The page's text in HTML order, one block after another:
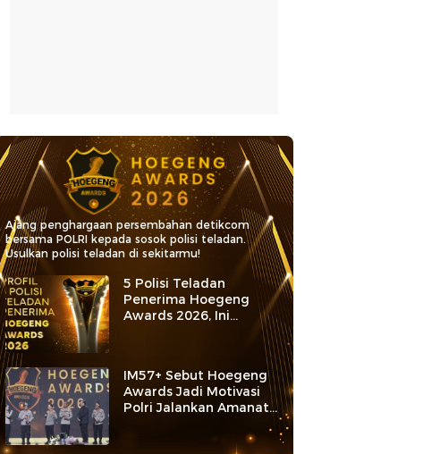
Ajang penghargaan persembahan detikcom
bersama POLRI kepada sosok polisi teladan.
Usulkan polisi teladan di sekitarmu!
5 Polisi Teladan
Penerima Hoegeng
Awards 2026, Ini
Kategori dan Kiprahnya
IM57+ Sebut Hoegeng
Awards Jadi Motivasi
Polri Jalankan Amanat